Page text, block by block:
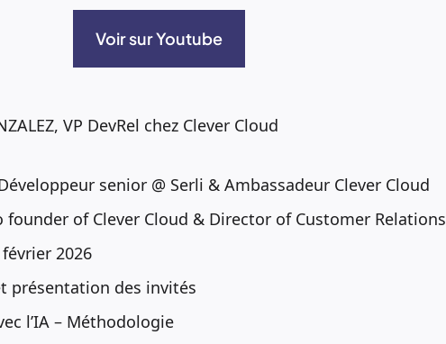
Voir sur Youtube
VP DevRel chez Clever Cloud
senior @ Serli & Ambassadeur Clever Cloud
founder of Clever Cloud & Director of Customer Relations
2026
présentation des invités
l’IA – Méthodologie